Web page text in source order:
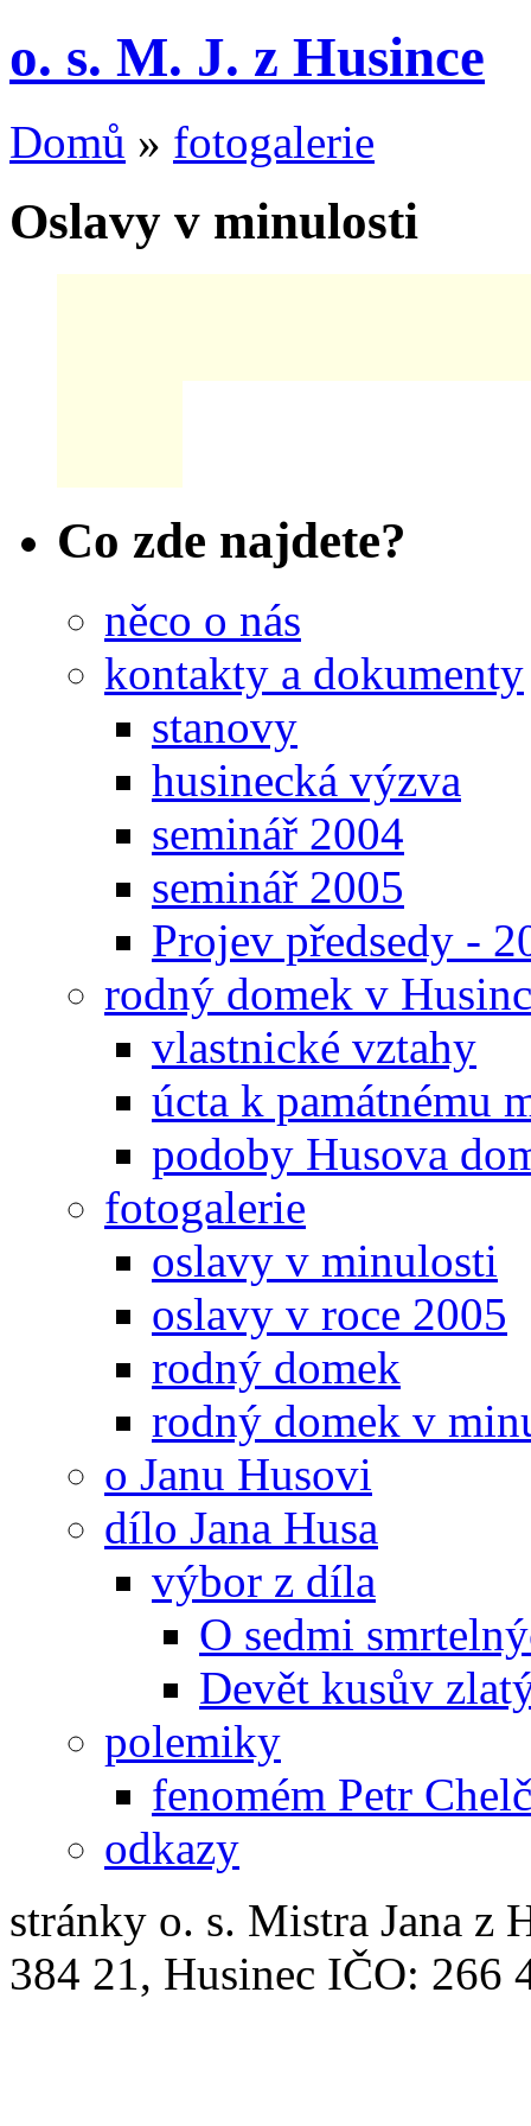
o. s. M. J. z Husince
Domů » fotogalerie
Oslavy v minulosti
Co zde najdete?
něco o nás
kontakty a dokumenty
stanovy
husinecká výzva
seminář 2004
seminář 2005
Projev předsedy -
rodný domek v
vlastnické vztahy
úcta k památnému
podoby Husova
fotogalerie
oslavy v minulosti
oslavy v roce 2005
rodný domek
rodný domek v
o Janu Husovi
dílo Jana Husa
výbor z díla
O sedmi
Devět kusův
polemiky
fenomém Petr
odkazy
stránky o. s. Mistra Jana z
384 21, Husinec IČO: 266